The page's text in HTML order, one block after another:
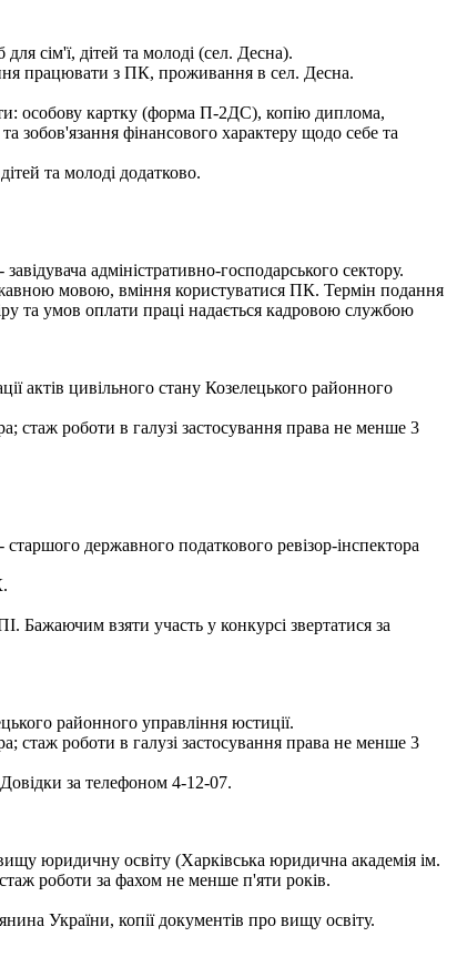
сім'ї, дітей та молоді (сел. Десна).
працювати з ПК, проживання в сел. Десна.
особову картку (форма П-2ДС), копію диплома,
зобов'язання фінансового характеру щодо себе та
та молоді додатково.
адміністративно-господарського сектору.
мовою, вміння користуватися ПК. Термін подання
та умов оплати праці надається кадровою службою
актів цивільного стану Козелецького районного
роботи в галузі застосування права не менше 3
державного податкового ревізор-інспектора
Бажаючим взяти участь у конкурсі звертатися за
районного управління юстиції.
роботи в галузі застосування права не менше 3
за телефоном 4-12-07.
юридичну освіту (Харківська юридична академія ім.
роботи за фахом не менше п'яти років.
України, копії документів про вищу освіту.